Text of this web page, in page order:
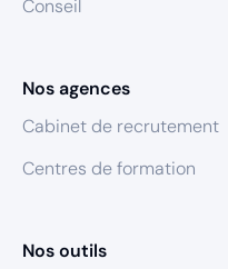
Conseil
Nos agences
Cabinet de recrutement
Centres de formation
Nos outils